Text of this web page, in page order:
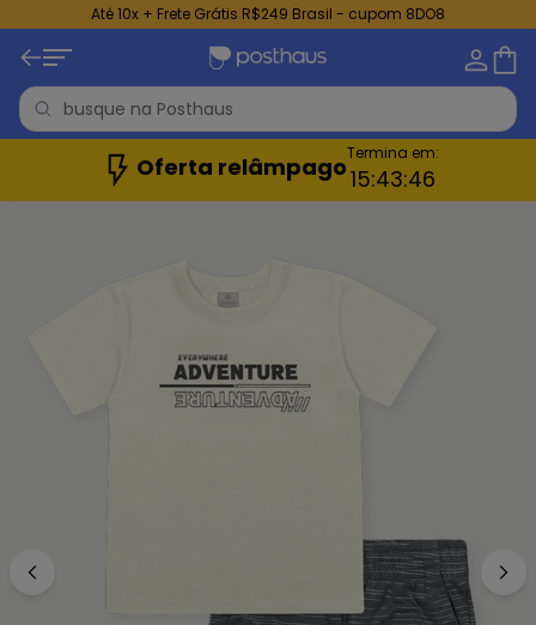
Até 10x + Frete Grátis R$249 Brasil - cupom 8DO8
Oferta relâmpagoTermina em:
15:43:44